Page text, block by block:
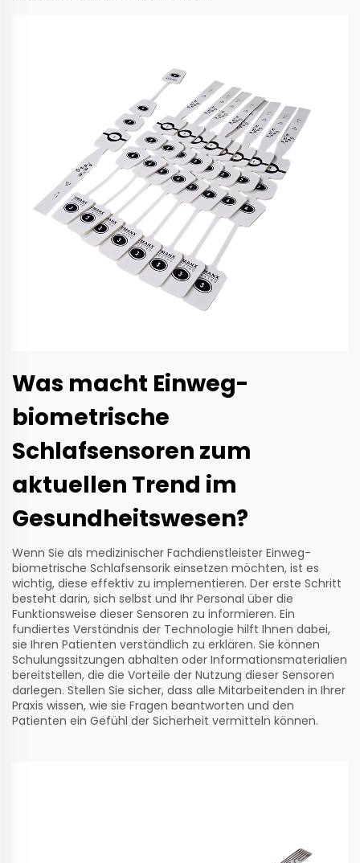
Was macht Einweg-
biometrische
Schlafsensoren zum
aktuellen Trend im
Gesundheitswesen?
Wenn Sie als medizinischer Fachdienstleister Einweg-
biometrische Schlafsensorik einsetzen möchten, ist es
wichtig, diese effektiv zu implementieren. Der erste Schritt
besteht darin, sich selbst und Ihr Personal über die
Funktionsweise dieser Sensoren zu informieren. Ein
fundiertes Verständnis der Technologie hilft Ihnen dabei,
sie Ihren Patienten verständlich zu erklären. Sie können
Schulungssitzungen abhalten oder Informationsmaterialien
bereitstellen, die die Vorteile der Nutzung dieser Sensoren
darlegen. Stellen Sie sicher, dass alle Mitarbeitenden in Ihrer
Praxis wissen, wie sie Fragen beantworten und den
Patienten ein Gefühl der Sicherheit vermitteln können.